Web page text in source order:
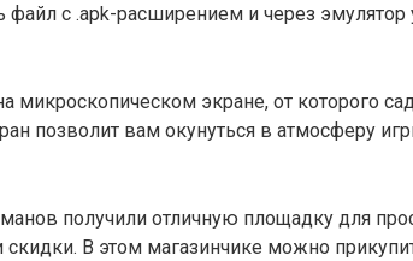
с .apk-расширением и через
микроскопическом экране, от которого
позволит вам окунуться в атмосферу
получили отличную площадку для
В этом магазинчике можно